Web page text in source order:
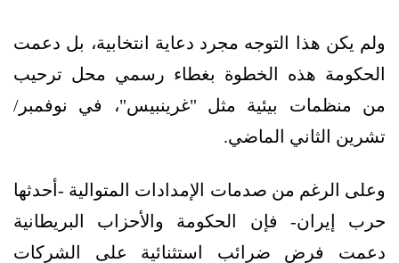
ولم يكن هذا التوجه مجرد دعاية انتخابية، بل دعمت
الحكومة هذه الخطوة بغطاء رسمي محل ترحيب
من منظمات بيئية مثل "غرينبيس"، في نوفمبر/
تشرين الثاني الماضي.
وعلى الرغم من صدمات الإمدادات المتوالية -أحدثها
حرب إيران- فإن الحكومة والأحزاب البريطانية
دعمت فرض ضرائب استثنائية على الشركات